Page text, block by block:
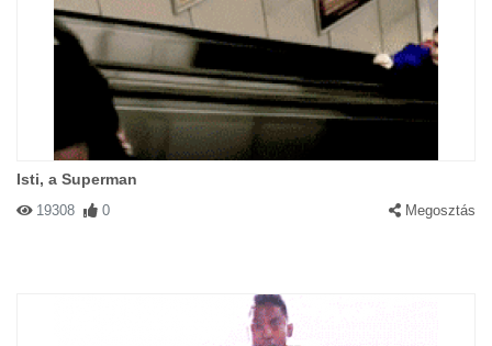
Isti, a Superman
19308 0 Megosztás